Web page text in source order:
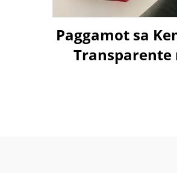
Paggamot sa
Transparente